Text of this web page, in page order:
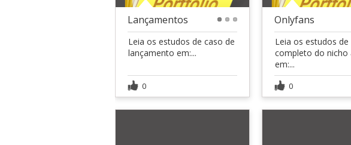
Lançamentos
Leia os estudos de caso de
lançamento em:...
0
Onlyfans
Leia os estudos de
completo do nicho
em:...
0